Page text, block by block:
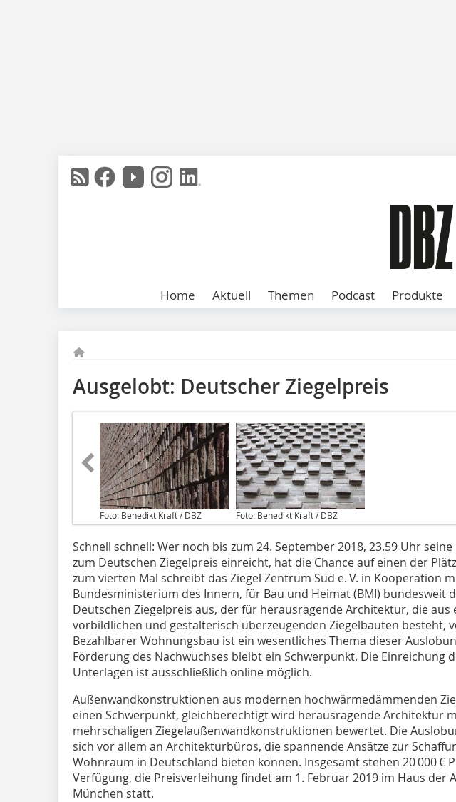
Home Aktuell Themen Podcast Produkte
Ausgelobt: Deutscher Ziegelpreis
Foto: Benedikt Kraft / DBZ Foto: Benedikt Kraft / DBZ
Schnell schnell: Wer noch bis zum 24. September 2018, 23.59 Uhr
zum Deutschen Ziegelpreis einreicht, hat die Chance auf einen der
zum vierten Mal schreibt das Ziegel Zentrum Süd e. V. in Kooperation
Bundesministerium des Innern, für Bau und Heimat (BMI) bundesweit
Deutschen Ziegelpreis aus, der für herausragende Architektur, die aus
vorbildlichen und gestalterisch überzeugenden Ziegelbauten besteht,
Bezahlbarer Wohnungsbau ist ein wesentliches Thema dieser
Förderung des Nachwuchses bleibt ein Schwerpunkt. Die Einreichung
Unterlagen ist ausschließlich online möglich.
Außenwandkonstruktionen aus modernen hochwärmedämmenden
einen Schwerpunkt, gleichberechtigt wird herausragende Architektur
mehrschaligen Ziegelaußenwandkonstruktionen bewertet. Die
sich vor allem an Architekturbüros, die spannende Ansätze zur
Wohnraum in Deutschland bieten können. Insgesamt stehen 20 000 €
Verfügung, die Preisverleihung findet am 1. Februar 2019 im Haus der
München statt.